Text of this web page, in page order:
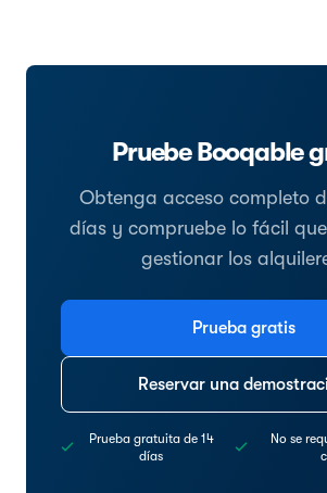
Pruebe Booqable
Obtenga acceso completo
días y compruebe lo fácil
gestionar los
Prueba gratis
Reservar una
Prueba gratuita de 14
días
No se